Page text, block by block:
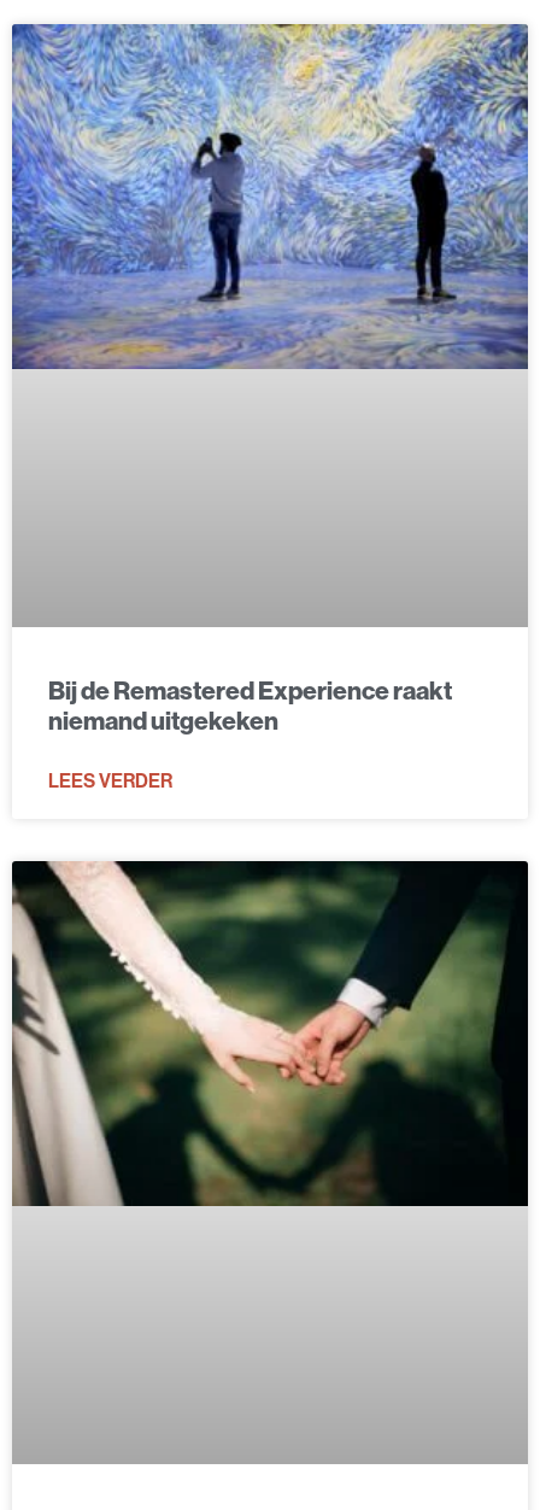
Bij de Remastered Experience raakt
niemand uitgekeken
LEES VERDER